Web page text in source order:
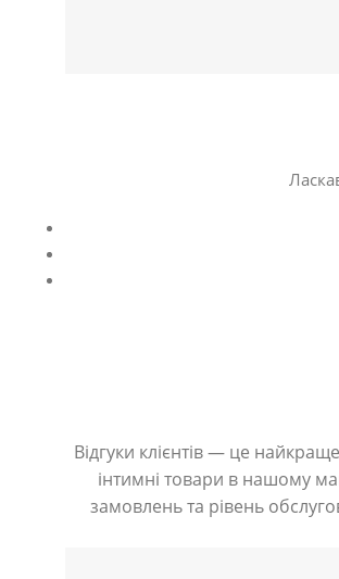
Відгуки клієнтів — це
інтимні товари в нашому
замовлень та рівень